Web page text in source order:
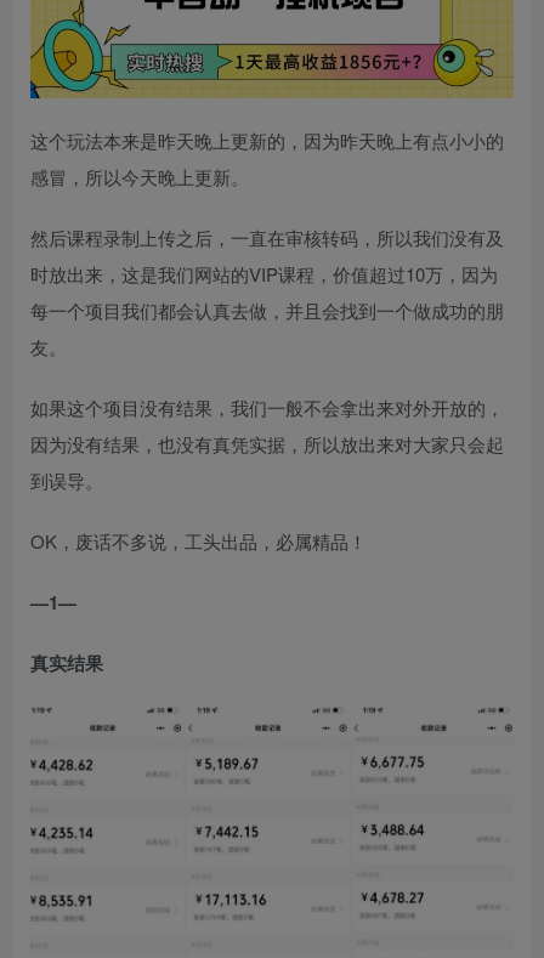
这个玩法本来是昨天晚上更新的，因为昨天晚上有点小小的
感冒，所以今天晚上更新。
然后课程录制上传之后，一直在审核转码，所以我们没有及
时放出来，这是我们网站的VIP课程，价值超过10万，因为
每一个项目我们都会认真去做，并且会找到一个做成功的朋
友。
如果这个项目没有结果，我们一般不会拿出来对外开放的，
因为没有结果，也没有真凭实据，所以放出来对大家只会起
到误导。
OK，废话不多说，工头出品，必属精品！
—1—
真实结果